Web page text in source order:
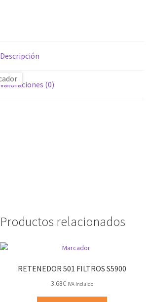
Descripción
Valoraciones (0)
Productos relacionados
RETENEDOR 501 FILTROS S5900
3.68€ IVA Incluido